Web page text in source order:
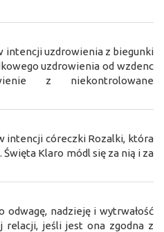
intencji uzdrowienia z biegunki
uzdrowienia od wzdenc
z niekontrolowane
intencji córeczki Rozalki, która
Święta Klaro módl się za nią i za
odwagę, nadzieję i wytrwałość
relacji, jeśli jest ona zgodna z